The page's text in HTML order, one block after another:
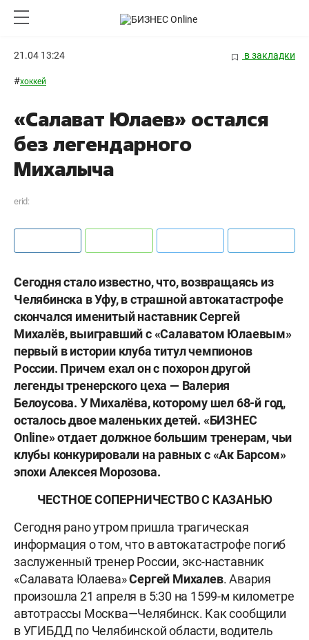
21.04 13:24 в закладки
#хоккей
«Салават Юлаев» остался
без легендарного
Михалыча
erid:
Сегодня стало известно, что, возвращаясь из
Челябинска в Уфу, в страшной автокатастрофе
скончался именитый наставник Сергей
Михалёв, выигравший с «Салаватом Юлаевым»
первый в истории клуба титул чемпионов
России. Причем ехал он с похорон другой
легенды тренерского цеха — Валерия
Белоусова. У Михалёва, которому шел 68-й год,
осталось двое маленьких детей. «БИЗНЕС
Online» отдает должное большим тренерам, чьи
клубы конкурировали на равных с «Ак Барсом»
эпохи Алексея Морозова.
ЧЕСТНОЕ СОПЕРНИЧЕСТВО С КАЗАНЬЮ
Сегодня рано утром пришла трагическая
информация о том, что в автокатастрофе погиб
заслуженный тренер России, экс-наставник
«Салавата Юлаева»Сергей Михалев. Авария
произошла 21 апреля в 5:30 на 1599-м километре
автотрассы Москва—Челябинск. Как сообщили
в УГИБДД по Челябинской области, водитель